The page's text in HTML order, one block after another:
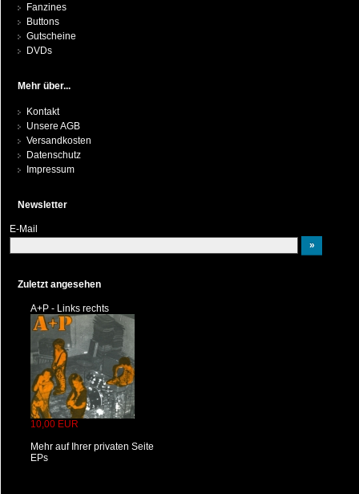
Fanzines
Buttons
Gutscheine
DVDs
Mehr über...
Kontakt
Unsere AGB
Versandkosten
Datenschutz
Impressum
Newsletter
E-Mail
Zuletzt angesehen
A+P - Links rechts
10,00 EUR
Mehr auf Ihrer privaten Seite
EPs